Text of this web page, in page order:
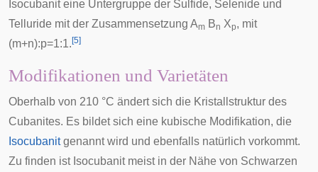
Isocubanit eine Untergruppe der Sulfide, Selenide und
Telluride mit der Zusammensetzung Am Bn Xp, mit
(m+n):p=1:1. [5]
Modifikationen und Varietäten
Oberhalb von 210 °C ändert sich die Kristallstruktur des
Cubanites. Es bildet sich eine kubische Modifikation, die
Isocubanitgenannt wird und ebenfalls natürlich vorkommt.
Zu finden ist Isocubanit meist in der Nähe von Schwarzen